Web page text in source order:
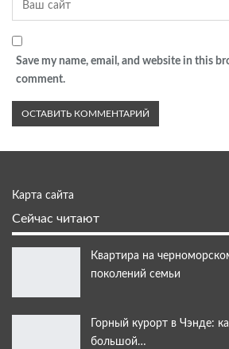
Save my name, email, and website in this
comment.
Карта сайта
Сейчас читают
Квартира на
поколений семьи
Горный курорт в Чэнде:
большой…